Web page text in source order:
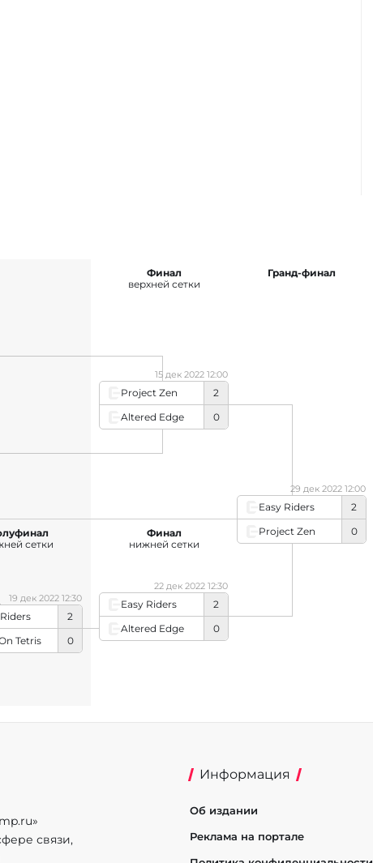
Project Zen
2
Altered Edge
0
15 дек 2022 12:00
Финал
верхней сетки
2
Tetris
0
19 дек 2022 12:30
сетки
Easy Riders
2
Altered Edge
0
22 дек 2022 12:30
Финал
нижней сетки
Easy Riders
2
Project Zen
0
29 дек 2022 12:00
Гранд-финал
связи,
Информация
Об издании
Реклама на портале